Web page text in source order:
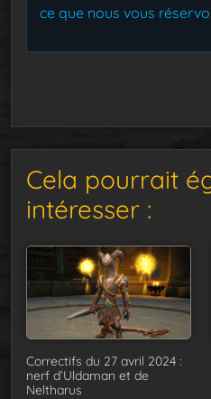
ce que nous vous
Cela pourrait
intéresser :
Correctifs du 27 avril 2024 :
nerf d’Uldaman et de
Neltharus